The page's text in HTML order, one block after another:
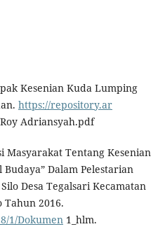
Kesenian Kuda Lumping
https://repository.ar
Adriansyah.pdf
Masyarakat Tentang Kesenian
Dalam Pelestarian
Desa Tegalsari Kecamatan
2016.
1/Dokumen1_hlm.